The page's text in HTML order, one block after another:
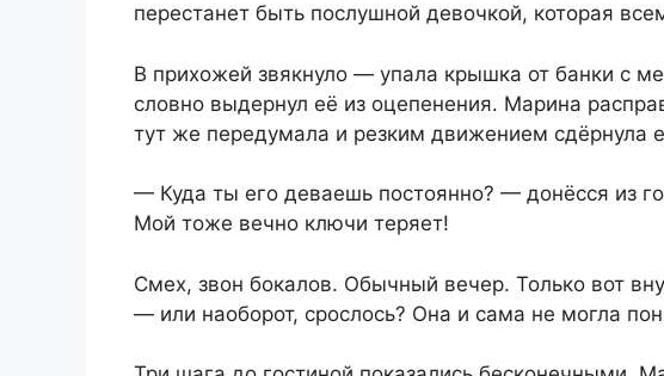
перестанет быть послушной девочкой, которая
В прихожей звякнуло — упала крышка от банки с
словно выдернул её из оцепенения. Марина
тут же передумала и резким движением сдёрнула
— Куда ты его деваешь постоянно? — донёсся из
Мой тоже вечно ключи теряет!
Смех, звон бокалов. Обычный вечер. Только вот
— или наоборот, срослось? Она и сама не могла